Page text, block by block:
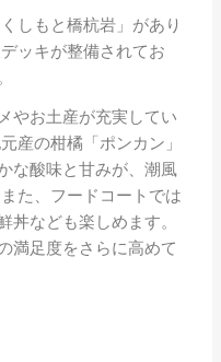
しもと橋杭岩」があり
ッキが整備されてお
やお土産が充実してい
産の柑橘「ポンカン」
な酸味と甘みが、潮風
た、フードコートでは
なども楽しめます。
満足度をさらに高めて